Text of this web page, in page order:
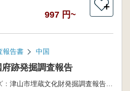
997 円~
＋
報告書 中国
府跡発掘調査報告
津山市埋蔵文化財発掘調査報告第15集